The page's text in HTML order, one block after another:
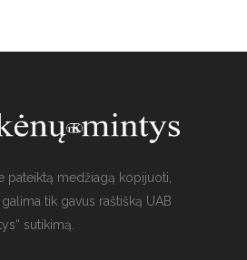
pateiktą medžiagą kopijuoti,
tik gavus raštišką UAB
sutikimą.